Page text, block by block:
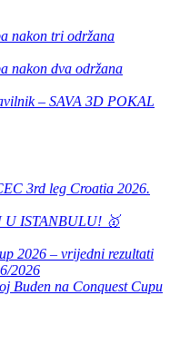
nakon tri održana
nakon dva održana
– SAVA 3D POKAL
3rd leg Croatia 2026.
U ISTANBULU! 🥇
2026 – vrijedni rezultati
2026
Buden na Conquest Cupu